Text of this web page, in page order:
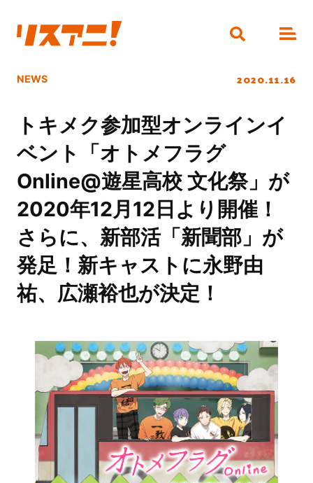
NEWS 2020.11.16
トキメク参加型オンラインイ
ベント「オトメフラグ
Online@遊星高校 文化祭」が
2020年12月12日より開催！
さらに、新部活「新聞部」が
発足！新キャストに永野由
祐、広瀬裕也が決定！